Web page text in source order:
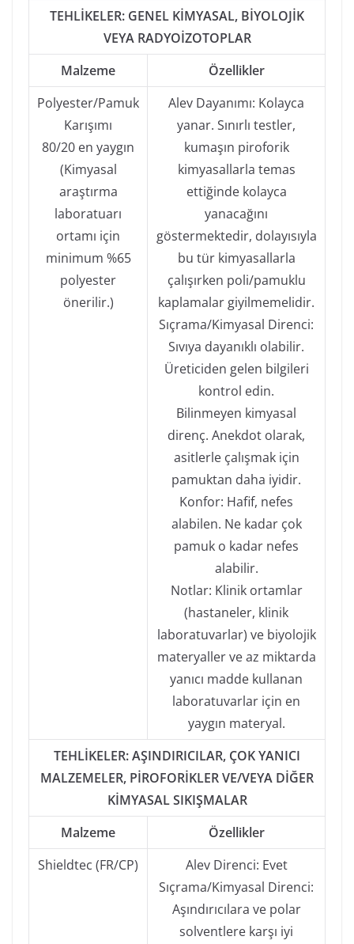
TEHLİKELER: GENEL KİMYASAL, BİYOLOJİK
VEYA RADYOİZOTOPLAR
Malzeme
Özellikler
Polyester/Pamuk
Karışımı
80/20 en yaygın
(Kimyasal
araştırma
laboratuarı
ortamı için
minimum %65
polyester
önerilir.)
Alev Dayanımı: Kolayca
yanar. Sınırlı testler,
kumaşın piroforik
kimyasallarla temas
ettiğinde kolayca
yanacağını
göstermektedir, dolayısıyla
bu tür kimyasallarla
çalışırken poli/pamuklu
kaplamalar giyilmemelidir.
Sıçrama/Kimyasal Direnci:
Sıvıya dayanıklı olabilir.
Üreticiden gelen bilgileri
kontrol edin.
Bilinmeyen kimyasal
direnç. Anekdot olarak,
asitlerle çalışmak için
pamuktan daha iyidir.
Konfor: Hafif, nefes
alabilen. Ne kadar çok
pamuk o kadar nefes
alabilir.
Notlar: Klinik ortamlar
(hastaneler, klinik
laboratuvarlar) ve biyolojik
materyaller ve az miktarda
yanıcı madde kullanan
laboratuvarlar için en
yaygın materyal.
TEHLİKELER: AŞINDIRICILAR, ÇOK YANICI
MALZEMELER, PİROFORİKLER VE/VEYA DİĞER
KİMYASAL SIKIŞMALAR
Malzeme
Özellikler
Shieldtec (FR/CP)
Alev Direnci: Evet
Sıçrama/Kimyasal Direnci:
Aşındırıcılara ve polar
solventlere karşı iyi